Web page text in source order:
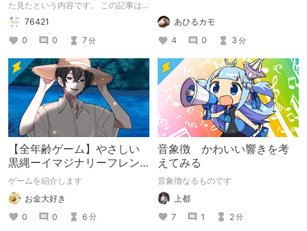
た見たという内容です。 この記事は
通常のクリエイターズ記事です。
76421
0
0 7分
あひるカモ
4
0 3 分
【全年齢ゲーム】やさしい
黒縄ーイマジナリーフレン
ドの「彼」と過ごすおぼん
やすみー
ゲームを紹介します
お金大好き
0
0 6 分
音象徴 かわいい響きを考
えてみる
音象徴なるものです
上都
7
1 2分